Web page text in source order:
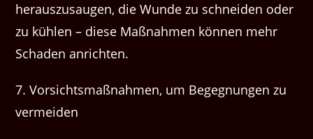
herauszusaugen, die Wunde zu schneiden oder
zu kühlen – diese Maßnahmen können mehr
Schaden anrichten.
7. Vorsichtsmaßnahmen, um Begegnungen zu
vermeiden